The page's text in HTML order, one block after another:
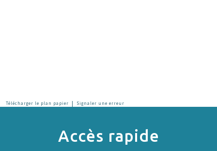
Télécharger le plan papier | Signaler une erreur
Accès rapide